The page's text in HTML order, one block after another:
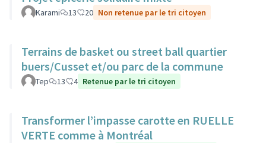
Karami 13 20 Non retenue par le tri citoyen
Terrains de basket ou street ball quartier
buers/Cusset et/ou parc de la commune
Tep 13 4 Retenue par le tri citoyen
Transformer l’impasse carotte en RUELLE
VERTE comme à Montréal